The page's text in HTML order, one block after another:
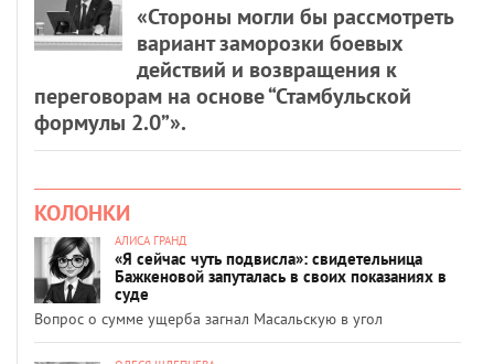
«Стороны могли бы рассмотреть
вариант заморозки боевых
действий и возвращения к
переговорам на основе “Стамбульской
формулы 2.0”».
КОЛОНКИ
АЛИСА ГРАНД
«Я сейчас чуть подвисла»: свидетельница
Бажкеновой запуталась в своих показаниях в
суде
Вопрос о сумме ущерба загнал Масальскую в угол